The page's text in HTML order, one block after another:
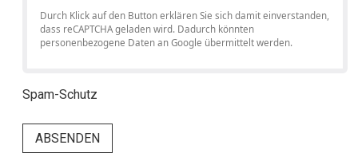
Durch Klick auf den Button erklären Sie sich damit einverstanden,
dass reCAPTCHA geladen wird. Dadurch könnten
personenbezogene Daten an Google übermittelt werden.
Spam-Schutz